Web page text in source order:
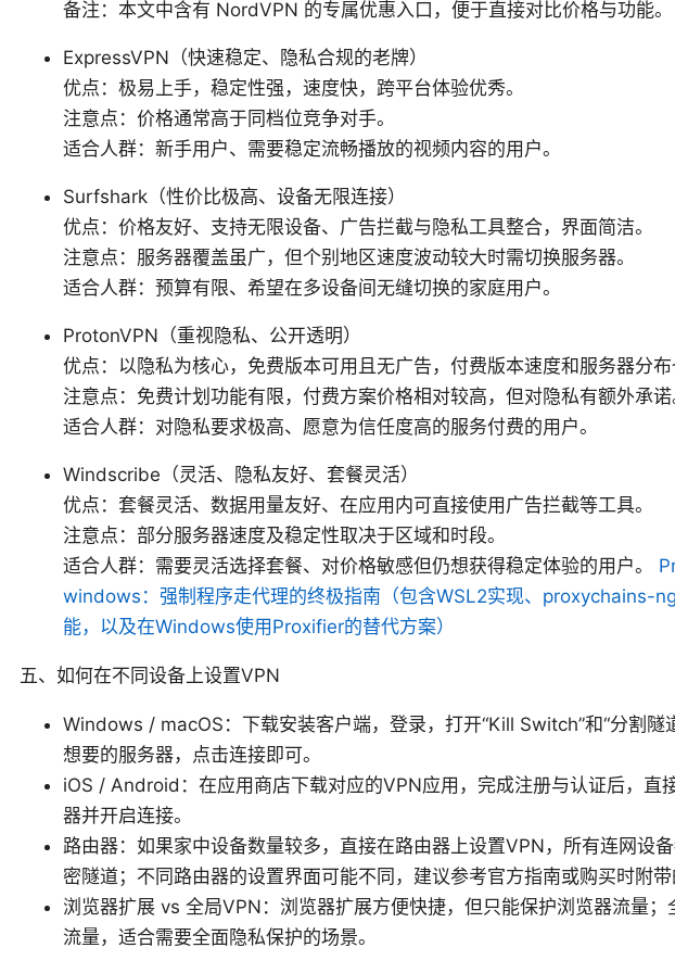
备注：本文中含有 NordVPN 的专属优惠入口，便于直接对比价格与功能。
ExpressVPN（快速稳定、隐私合规的老牌）
优点：极易上手，稳定性强，速度快，跨平台体验优秀。
注意点：价格通常高于同档位竞争对手。
适合人群：新手用户、需要稳定流畅播放的视频内容的用户。
Surfshark（性价比极高、设备无限连接）
优点：价格友好、支持无限设备、广告拦截与隐私工具整合，界面简洁。
注意点：服务器覆盖虽广，但个别地区速度波动较大时需切换服务器。
适合人群：预算有限、希望在多设备间无缝切换的家庭用户。
ProtonVPN（重视隐私、公开透明）
优点：以隐私为核心，免费版本可用且无广告，付费版本速度和服务器分布
注意点：免费计划功能有限，付费方案价格相对较高，但对隐私有额外承诺
适合人群：对隐私要求极高、愿意为信任度高的服务付费的用户。
Windscribe（灵活、隐私友好、套餐灵活）
优点：套餐灵活、数据用量友好、在应用内可直接使用广告拦截等工具。
注意点：部分服务器速度及稳定性取决于区域和时段。
适合人群：需要灵活选择套餐、对价格敏感但仍想获得稳定体验的用户。
windows：强制程序走代理的终极指南（包含WSL2实现、proxychains-
能，以及在Windows使用Proxifier的替代方案）
五、如何在不同设备上设置VPN
Windows / macOS：下载安装客户端，登录，打开“Kill Switch”和“分割隧
想要的服务器，点击连接即可。
iOS / Android：在应用商店下载对应的VPN应用，完成注册与认证后，直
器并开启连接。
路由器：如果家中设备数量较多，直接在路由器上设置VPN，所有连网设
密隧道；不同路由器的设置界面可能不同，建议参考官方指南或购买时附带
浏览器扩展 vs 全局VPN：浏览器扩展方便快捷，但只能保护浏览器流量；
流量，适合需要全面隐私保护的场景。